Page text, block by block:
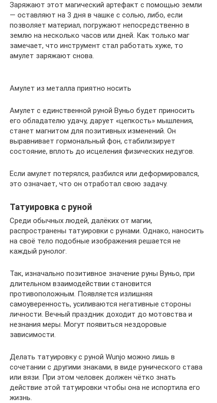
Заряжают этот магический артефакт с помощью земли
— оставляют на 3 дня в чашке с солью, либо, если
позволяет материал, погружают непосредственно в
землю на несколько часов или дней. Как только маг
замечает, что инструмент стал работать хуже, то
амулет заряжают снова.
Амулет из металла приятно носить
Амулет с единственной руной Вуньо будет приносить
его обладателю удачу, дарует «цепкость» мышления,
станет магнитом для позитивных изменений. Он
выравнивает гормональный фон, стабилизирует
состояние, вплоть до исцеления физических недугов.
Если амулет потерялся, разбился или деформировался,
это означает, что он отработал свою задачу.
Татуировка с руной
Среди обычных людей, далёких от магии,
распространены татуировки с рунами. Однако, наносить
на своё тело подобные изображения решается не
каждый рунолог.
Так, изначально позитивное значение руны Вуньо, при
длительном взаимодействии становится
противоположным. Появляется излишняя
самоуверенность, усиливаются негативные стороны
личности. Вечный праздник доходит до мотовства и
незнания меры. Могут появиться нездоровые
зависимости.
Делать татуировку с руной Wunjo можно лишь в
сочетании с другими знаками, в виде рунического става
или вязи. При этом человек должен чётко знать
действие этой татуировки чтобы она не испортила его
жизнь.